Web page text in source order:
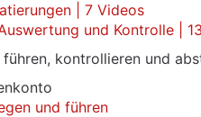
| 7 Videos
und Kontrolle |
kontrollieren und
und führen